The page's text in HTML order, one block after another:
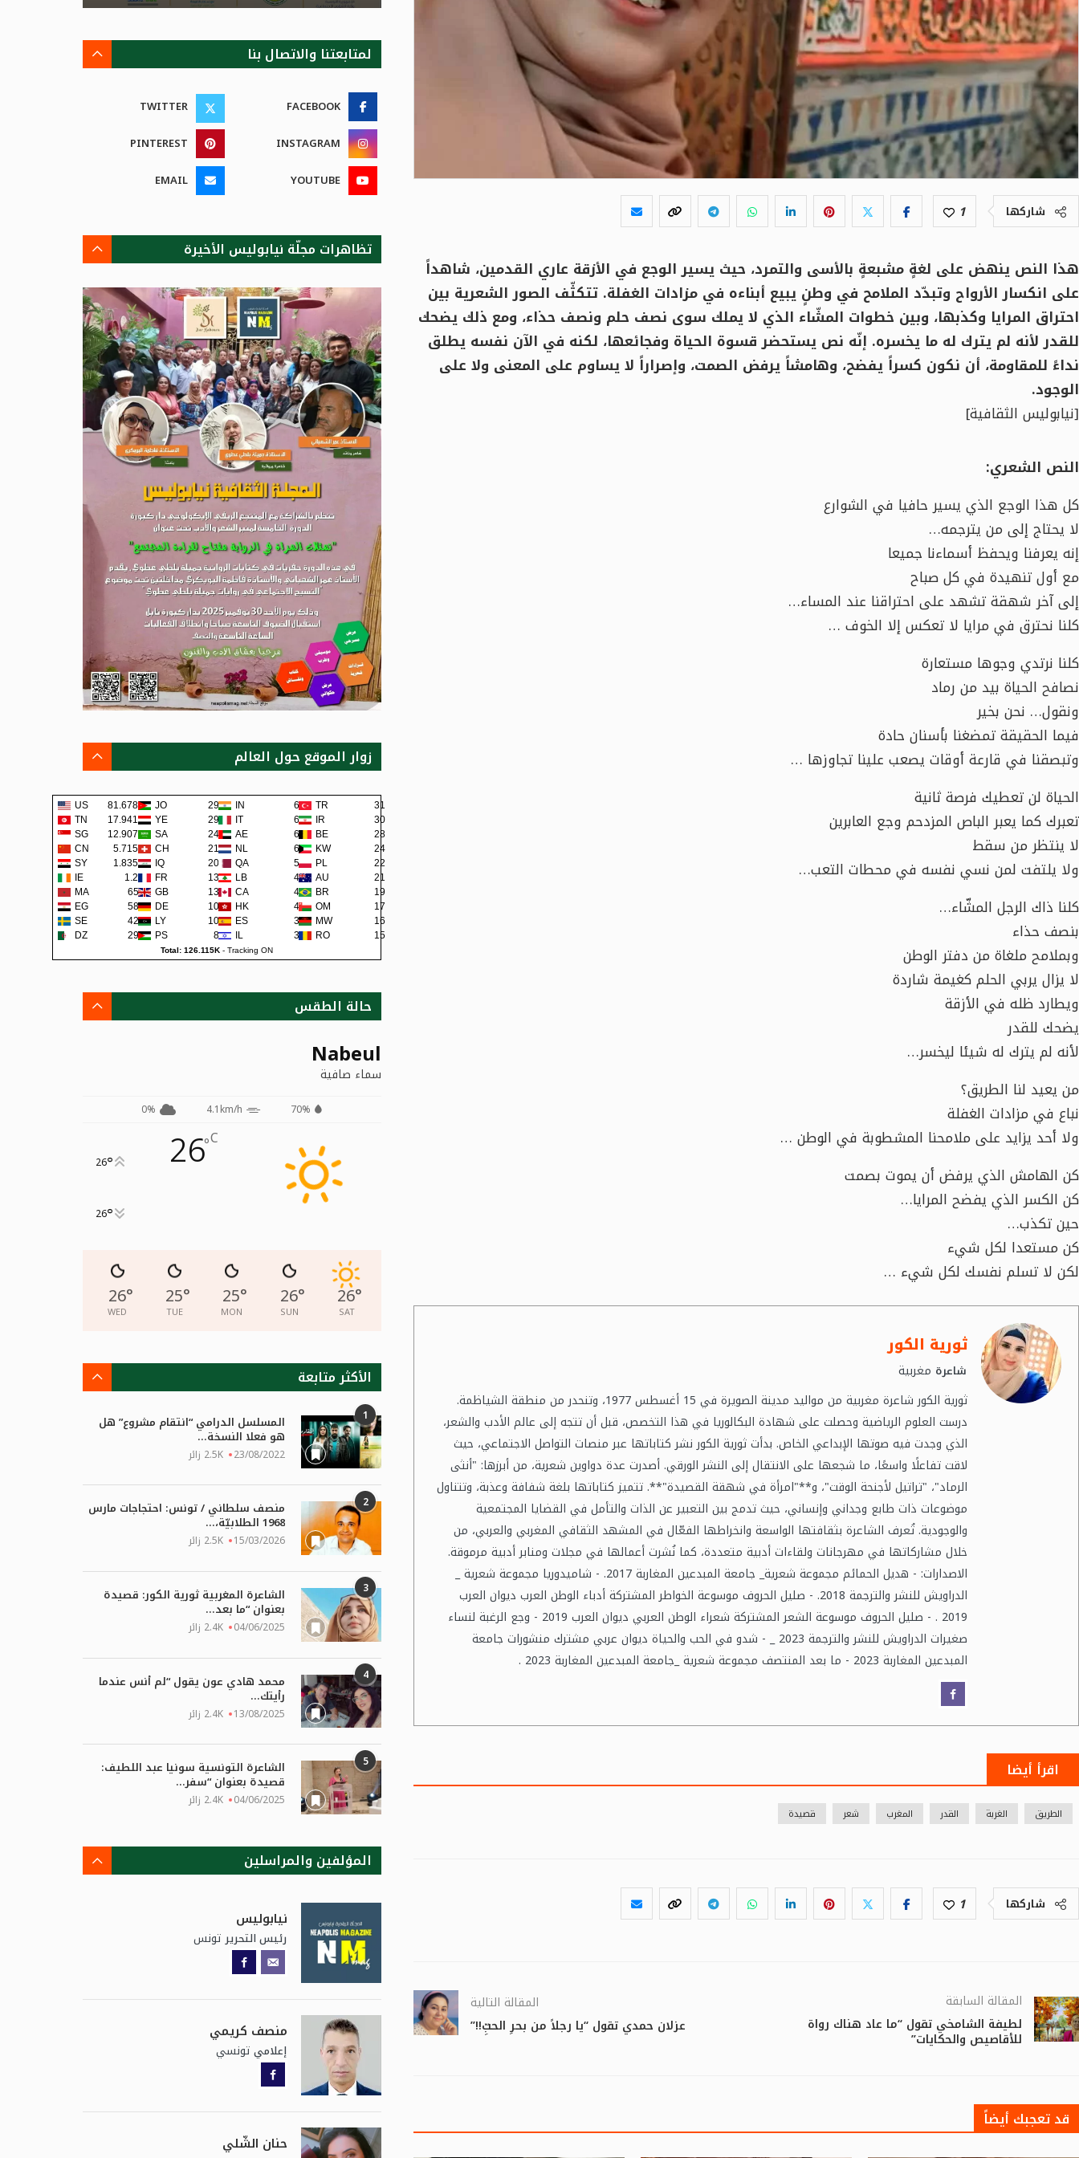
شاركها 1
هذا النص ينهض على لغةٍ مشبعةٍ بالأسى والتمرد، حيث يسير الوجع في الأزقة عاري القدمين، شاهداً
على انكسار الأرواح وتبدّد الملامح في وطنٍ يبيع أبناءه في مزادات الغفلة. تتكثّف الصور الشعرية بين
احتراق المرايا وكذبها، وبين خطوات المشّاء الذي لا يملك سوى نصف حلم ونصف حذاء، ومع ذلك يضحك
للقدر لأنه لم يترك له ما يخسره. إنّه نص يستحضر قسوة الحياة وفجائعها، لكنه في الآن نفسه يطلق
نداءً للمقاومة، أن نكون كسراً يفضح، وهامشاً يرفض الصمت، وإصراراً لا يساوم على المعنى ولا على
الوجود.
[نيابوليس الثقافية]
النص الشعري:
كل هذا الوجع الذي يسير حافيا في الشوارع
لا يحتاج إلى من يترجمه…
إنه يعرفنا ويحفظ أسماءنا جميعا
مع أول تنهيدة في كل صباح
إلى آخر شهقة تشهد على احتراقنا عند المساء…
كلنا نحترق في مرايا لا تعكس إلا الخوف …
كلنا نرتدي وجوها مستعارة
نصافح الحياة بيد من رماد
ونقول… نحن بخير
فيما الحقيقة تمضغنا بأسنان حادة
وتبصقنا في قارعة أوقات يصعب علينا تجاوزها …
الحياة لن تعطيك فرصة ثانية
تعبرك كما يعبر الباص المزدحم وجع العابرين
لا ينتظر من سقط
ولا يلتفت لمن نسي نفسه في محطات التعب…
كلنا ذاك الرجل المشّاء…
بنصف حذاء
وبملامح ملغاة من دفتر الوطن
لا يزال يربي الحلم كغيمة شاردة
ويطارد ظله في الأزقة
يضحك للقدر
لأنه لم يترك له شيئا ليخسر…
من يعيد لنا الطريق؟
نباع في مزادات الغفلة
ولا أحد يزايد على ملامحنا المشطوبة في الوطن …
كن الهامش الذي يرفض أن يموت بصمت
كن الكسر الذي يفضح المرايا…
حين تكذب…
كن مستعدا لكل شيء
لكن لا تسلم نفسك لكل شيء …
ثورية الكور
شاعرة مغربية
ثورية الكور شاعرة مغربية من مواليد مدينة الصويرة في 15 أغسطس 1977، وتنحدر من منطقة الشياظمة.
درست العلوم الرياضية وحصلت على شهادة البكالوريا في هذا التخصص، قبل أن تتجه إلى عالم الأدب والشعر،
الذي وجدت فيه صوتها الإبداعي الخاص. بدأت ثورية الكور نشر كتاباتها عبر منصات التواصل الاجتماعي، حيث
لاقت تفاعلًا واسعًا، ما شجعها على الانتقال إلى النشر الورقي. أصدرت عدة دواوين شعرية، من أبرزها: "أنثى
الرماد"، "تراتيل لأجنحة الوقت"، و**"امرأة في شهقة القصيدة"**. تتميز كتاباتها بلغة شفافة وعذبة، وتتناول
موضوعات ذات طابع وجداني وإنساني، حيث تدمج بين التعبير عن الذات والتأمل في القضايا المجتمعية
والوجودية. تُعرف الشاعرة بثقافتها الواسعة وانخراطها الفعّال في المشهد الثقافي المغربي والعربي، من
خلال مشاركاتها في مهرجانات ولقاءات أدبية متعددة، كما نُشرت أعمالها في مجلات ومنابر أدبية مرموقة.
الاصدارات: - هديل الحمائم مجموعة شعرية_ جامعة المبدعين المغاربة 2017. - شاميدوريا مجموعة شعرية _
الدراويش للنشر والترجمة 2018. - صليل الحروف موسوعة الخواطر المشتركة أدباء الوطن العرب ديوان العرب
2019 . - صليل الحروف موسوعة الشعر المشتركة شعراء الوطن العربي ديوان العرب 2019 - وجع الرغبة لنساء
صغيرات الدراويش للنشر والترجمة 2023 _ - شدو في الحب والحياة ديوان عربي مشترك منشورات جامعة
المبدعين المغاربة 2023 - ما بعد المنتصف مجموعة شعرية _جامعة المبدعين المغاربة 2023 .
اقرأ أيضا
الطريق الغربة القدر المغرب شعر قصيدة
شاركها 1
المقالة السابقة
لطيفة الشامخي تقول “ما عاد هناك رواة
للأقاصيص والحكايات”
المقالة التالية
عزلان حمدي تقول “يا رجلاً من بحرِ الحبِّ!!”
قد تعجبك أيضاً
لمتابعتنا والاتصال بنا
FACEBOOK
TWITTER
INSTAGRAM
PINTEREST
YOUTUBE
EMAIL
تظاهرات مجلّة نيابوليس الأخيرة
زوار الموقع حول العالم
US 81.678K JO 292 IN 68 TR
31
TN
17.941K YE 290 IT 62 IR
30
SG
12.907K SA 242 AE 62 BE
28
CN
5.715K CH 219 NL 60 KW
24
SY
1.835K IQ 200 QA 57 PL
22
IE
1.2K FR 138 LB 48 AU
21
MA
659 GB 133 CA 45 BR
19
EG
581 DE 108 HK 42 OM
17
SE
422 LY 105 ES 38 MW
16
DZ
295 PS 80 IL 36 RO 15
Total: 126.115K -Tracking ON
حالة الطقس
Nabeul
سماء صافية
70%
4.1km/h
0%
26°C
26°
26°
26°
SAT
26°
SUN
25°
MON
25°
TUE
26°
WED
الأكثر متابعة
1 المسلسل الدرامي “انتقام مشروع” هل
هو فعلا النسخة...
23/08/2022 2.5K زائر
2 منصف سلطاني / تونس: احتجاجات مارس
1968 الطلابيّة،...
15/03/2026 2.5K زائر
3 الشاعرة المغربية ثورية الكور: قصيدة
بعنوان “ما بعد...
04/06/2025 2.4K زائر
4 محمد هادي عون يقول “لم أنس عندما
رأيتك...
13/08/2025 2.4K زائر
5 الشاعرة التونسية سونيا عبد اللطيف:
قصيدة بعنوان “سفر...
04/06/2025 2.4K زائر
المؤلفين والمراسلين
نيابوليس
رئيس التحرير تونس
منصف كريمي
إعلامي تونسي
حنان الشّلي